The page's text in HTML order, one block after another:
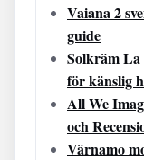
Vaiana 2
guide
Solkräm La
för känslig
All We
och
Värnamo